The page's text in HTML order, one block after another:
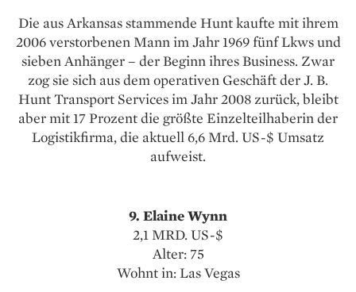
Die aus Arkansas stammende Hunt kaufte mit ihrem
2006 verstorbenen Mann im Jahr 1969 fünf Lkws und
sieben Anhänger – der Beginn ihres Business. Zwar
zog sie sich aus dem operativen Geschäft der J. B.
Hunt Transport Services im Jahr 2008 zurück, bleibt
aber mit 17 Prozent die größte Einzelteilhaberin der
Logistikfirma, die aktuell 6,6 Mrd. US-$ Umsatz
aufweist.
9. Elaine Wynn
2,1 MRD. US-$
Alter: 75
Wohnt in: Las Vegas